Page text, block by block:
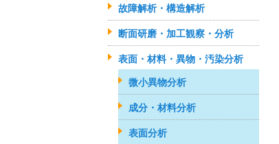
故障解析・構造解析
断面研磨・加工観察・分析
表面・材料・異物・汚染分析
微小異物分析
成分・材料分析
表面分析